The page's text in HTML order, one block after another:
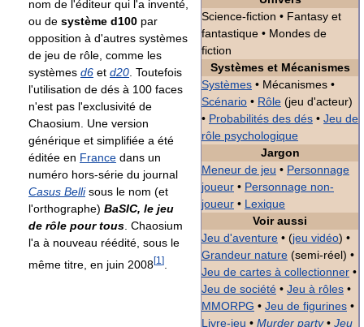
Science-fiction • Fantasy et
fantastique • Mondes de
fiction
Systèmes et Mécanismes
Systèmes • Mécanismes •
Scénario • Rôle (jeu d'acteur)
• Probabilités des dés • Jeu de
rôle psychologique
Jargon
Meneur de jeu • Personnage
joueur • Personnage non-
joueur • Lexique
Voir aussi
Jeu d'aventure • (jeu vidéo) •
Grandeur nature (semi-réel) •
Jeu de cartes à collectionner •
Jeu de société • Jeu à rôles •
MMORPG • Jeu de figurines •
Livre-jeu • Murder party• Jeu
nom de l'éditeur qui l'a inventé,
ou de système d100 par
opposition à d'autres systèmes
de jeu de rôle, comme les
systèmes d6 et d20 . Toutefois
l'utilisation de dés à 100 faces
n'est pas l'exclusivité de
Chaosium. Une version
générique et simplifiée a été
éditée en France dans un
numéro hors-série du journal
Casus Bellisous le nom (et
l'orthographe) BaSIC, le jeu
de rôle pour tous . Chaosium
l'a à nouveau réédité, sous le
même titre, en juin 2008[1 ]